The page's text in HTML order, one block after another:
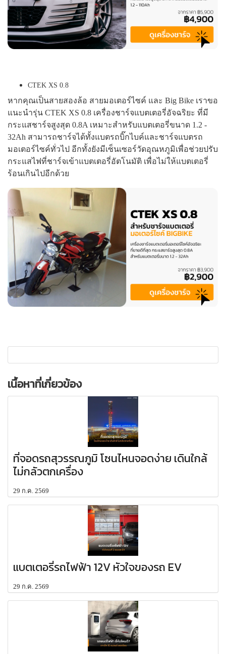
CTEK XS 0.8
หากคุณเป็นสายสองล้อ สายมอเตอร์ไซค์ และ Big Bike เราขอ
แนะนำรุ่น CTEK XS 0.8 เครื่องชาร์จแบตเตอรี่อัจฉริยะ ที่มี
กระแสชาร์จสูงสุด 0.8A เหมาะสำหรับแบตเตอรี่ขนาด 1.2 -
32Ah สามารถชาร์จได้ทั้งแบตรถบิ๊กไบค์และชาร์จแบตรถ
มอเตอร์ไซค์ทั่วไป อีกทั้งยังมีเซ็นเซอร์วัดอุณหภูมิเพื่อช่วยปรับ
กระแสไฟที่ชาร์จเข้าแบตเตอรี่อัตโนมัติ เพื่อไม่ให้แบตเตอรี่
ร้อนเกินไปอีกด้วย
เนื้อหาที่เกี่ยวข้อง
ที่จอดรถสุวรรณภูมิ โซนไหนจอดง่าย เดินใกล้
ไม่กลัวตกเครื่อง
29 ก.ค. 2569
แบตเตอรี่รถไฟฟ้า 12V หัวใจของรถ EV
29 ก.ค. 2569